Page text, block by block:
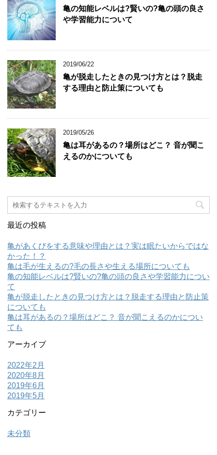
亀の知能レベルは?賢いの?亀の頭の良さ
や学習能力について
2019/06/22
亀が脱走したときの見つけ方とは？脱走
する理由と防止策についても
2019/05/26
亀は耳があるの？場所はどこ？ 音が聞こ
えるのかについても
最近の投稿
亀があくびをする意味や理由とは？実は眠たいからではな
かった！？
亀は毛が生えるの?毛の長さや生える場所についても
亀の知能レベルは?賢いの?亀の頭の良さや学習能力につい
て
亀が脱走したときの見つけ方とは？脱走する理由と防止策
についても
亀は耳があるの？場所はどこ？ 音が聞こえるのかについ
ても
アーカイブ
2022年2月
2020年8月
2019年6月
2019年5月
カテゴリー
未分類